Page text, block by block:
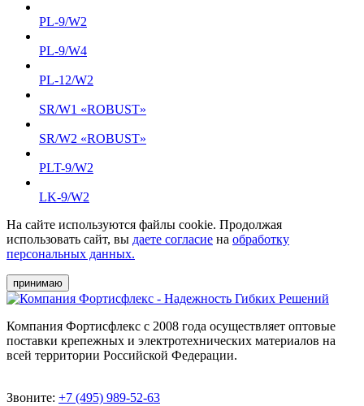
PL-9/W2
PL-9/W4
PL-12/W2
SR/W1 «ROBUST»
SR/W2 «ROBUST»
PLT-9/W2
LK-9/W2
На сайте используются файлы cookie. Продолжая
использовать сайт, вы даете согласие на обработку
персональных данных.
принимаю
Компания Фортисфлекс с 2008 года осуществляет оптовые
поставки крепежных и электротехнических материалов на
всей территории Российской Федерации.
Звоните: +7 (495) 989-52-63